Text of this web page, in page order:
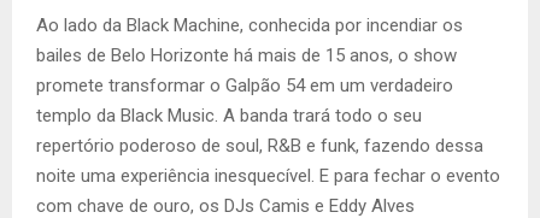
Ao lado da Black Machine, conhecida por incendiar os
bailes de Belo Horizonte há mais de 15 anos, o show
promete transformar o Galpão 54 em um verdadeiro
templo da Black Music. A banda trará todo o seu
repertório poderoso de soul, R&B e funk, fazendo dessa
noite uma experiência inesquecível. E para fechar o evento
com chave de ouro, os DJs Camis e Eddy Alves